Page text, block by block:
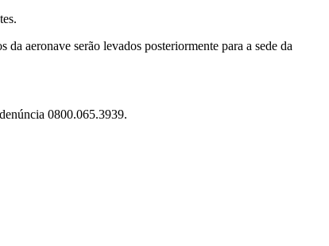
aeronave serão levados posteriormente para a sede da
0800.065.3939.